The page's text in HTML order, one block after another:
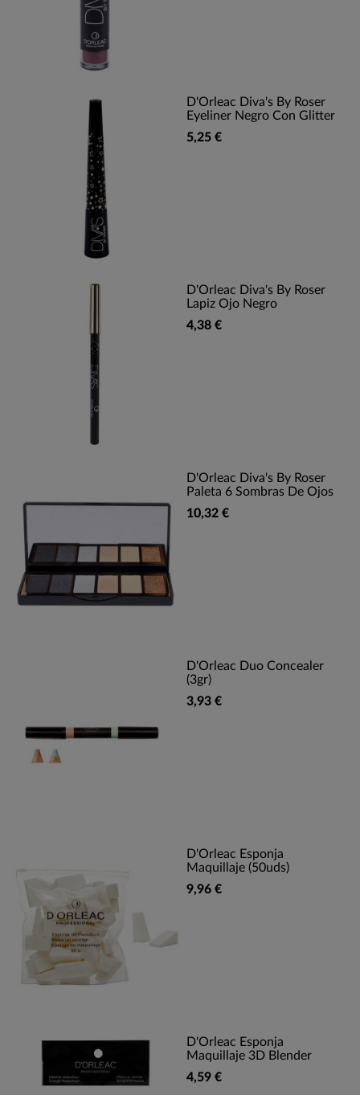
D'Orleac Diva's By Roser
Eyeliner Negro Con Glitter
5,25 €
D'Orleac Diva's By Roser
Lapiz Ojo Negro
4,38 €
D'Orleac Diva's By Roser
Paleta 6 Sombras De Ojos
10,32 €
D'Orleac Duo Concealer
(3gr)
3,93 €
D'Orleac Esponja
Maquillaje (50uds)
9,96 €
D'Orleac Esponja
Maquillaje 3D Blender
4,59 €